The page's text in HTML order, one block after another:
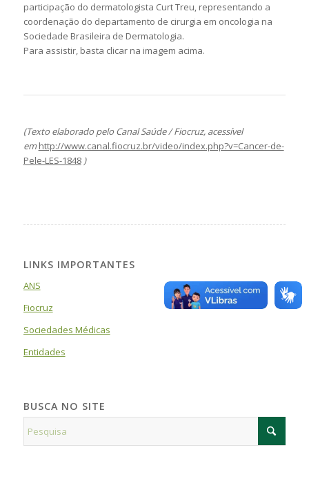
participação do dermatologista Curt Treu, representando a
coordenação do departamento de cirurgia em oncologia na
Sociedade Brasileira de Dermatologia.
Para assistir, basta clicar na imagem acima.
(Texto elaborado pelo Canal Saúde / Fiocruz, acessível
emhttp://www.canal.fiocruz.br/video/index.php?v=Cancer-de-
Pele-LES-1848)
LINKS IMPORTANTES
ANS
Fiocruz
Sociedades Médicas
Entidades
BUSCA NO SITE